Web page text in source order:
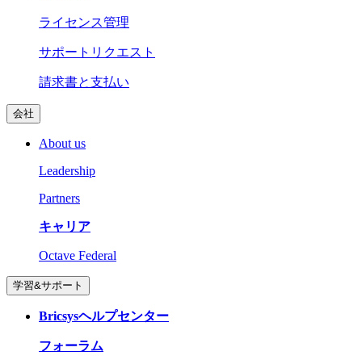
ライセンス管理
サポートリクエスト
請求書と支払い
会社
About us
Leadership
Partners
キャリア
Octave Federal
学習&サポート
Bricsysヘルプセンター
フォーラム